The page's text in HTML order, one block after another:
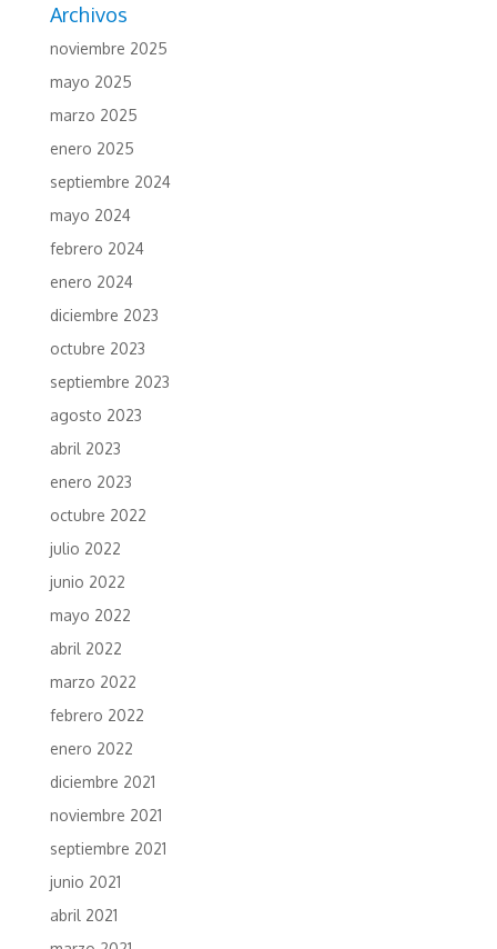
Archivos
noviembre 2025
mayo 2025
marzo 2025
enero 2025
septiembre 2024
mayo 2024
febrero 2024
enero 2024
diciembre 2023
octubre 2023
septiembre 2023
agosto 2023
abril 2023
enero 2023
octubre 2022
julio 2022
junio 2022
mayo 2022
abril 2022
marzo 2022
febrero 2022
enero 2022
diciembre 2021
noviembre 2021
septiembre 2021
junio 2021
abril 2021